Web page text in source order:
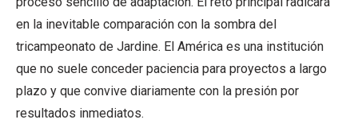
en la inevitable comparación con la sombra del
tricampeonato de Jardine. El América es una institución
que no suele conceder paciencia para proyectos a largo
plazo y que convive diariamente con la presión por
resultados inmediatos.